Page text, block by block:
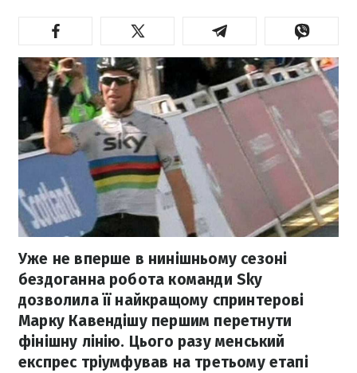
Уже не вперше в нинішньому сезоні
бездоганна робота команди Sky
дозволила її найкращому спринтерові
Марку Кавендішу першим перетнути
фінішну лінію. Цього разу менський
експрес тріумфував на третьому етапі